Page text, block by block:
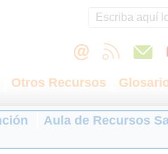
Otros Recursos
Aula de Recursos